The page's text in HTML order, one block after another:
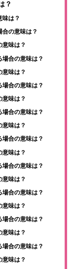
？
味は？
合の意味は？
意味は？
場合の意味は？
意味は？
場合の意味は？
意味は？
場合の意味は？
意味は？
場合の意味は？
意味は？
場合の意味は？
意味は？
場合の意味は？
意味は？
場合の意味は？
意味は？
場合の意味は？
意味は？